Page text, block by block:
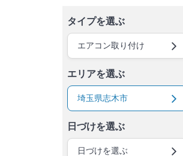
タイプを選ぶ
エアコン取り付け
エリアを選ぶ
埼玉県志木市
日づけを選ぶ
日づけを選ぶ